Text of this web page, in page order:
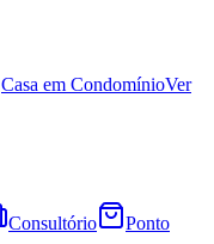
Casa em CondomínioVer
Consultório
Ponto